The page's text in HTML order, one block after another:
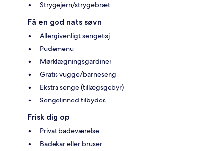
Strygejern/strygebræt
Få en god nats søvn
Allergivenligt sengetøj
Pudemenu
Mørklægningsgardiner
Gratis vugge/barneseng
Ekstra senge (tillægsgebyr)
Sengelinned tilbydes
Frisk dig op
Privat badeværelse
Badekar eller bruser